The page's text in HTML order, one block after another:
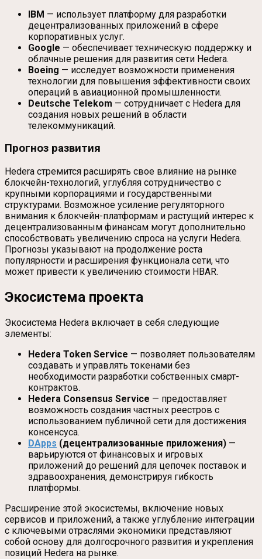
IBM — использует платформу для разработки
децентрализованных приложений в сфере
корпоративных услуг.
Google — обеспечивает техническую поддержку и
облачные решения для развития сети Hedera.
Boeing — исследует возможности применения
технологии для повышения эффективности своих
операций в авиационной промышленности.
Deutsche Telekom — сотрудничает с Hedera для
создания новых решений в области
телекоммуникаций.
Прогноз развития
Hedera стремится расширять свое влияние на рынке
блокчейн-технологий, углубляя сотрудничество с
крупными корпорациями и государственными
структурами. Возможное усиление регуляторного
внимания к блокчейн-платформам и растущий интерес к
децентрализованным финансам могут дополнительно
способствовать увеличению спроса на услуги Hedera.
Прогнозы указывают на продолжение роста
популярности и расширения функционала сети, что
может привести к увеличению стоимости HBAR.
Экосистема проекта
Экосистема Hedera включает в себя следующие
элементы:
Hedera Token Service — позволяет пользователям
создавать и управлять токенами без
необходимости разработки собственных смарт-
контрактов.
Hedera Consensus Service — предоставляет
возможность создания частных реестров с
использованием публичной сети для достижения
консенсуса.
DApps (децентрализованные приложения) —
варьируются от финансовых и игровых
приложений до решений для цепочек поставок и
здравоохранения, демонстрируя гибкость
платформы.
Расширение этой экосистемы, включение новых
сервисов и приложений, а также углубление интеграции
с ключевыми отраслями экономики представляют
собой основу для долгосрочного развития и укрепления
позиций Hedera на рынке.